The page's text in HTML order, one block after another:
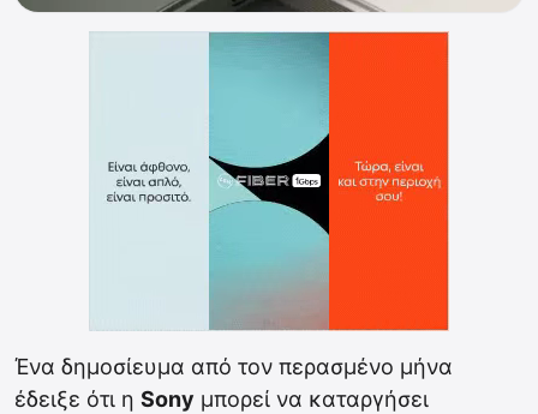
Ένα δημοσίευμα από τον περασμένο μήνα
έδειξε ότι η Sony μπορεί να καταργήσει